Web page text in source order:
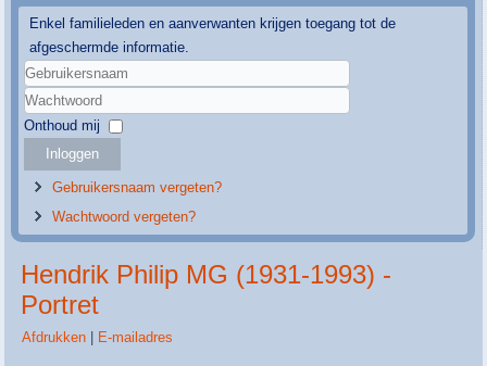
Enkel familieleden en aanverwanten krijgen toegang tot de
afgeschermde informatie.
Gebruikersnaam
Wachtwoord
Onthoud mij
Inloggen
Gebruikersnaam vergeten?
Wachtwoord vergeten?
Hendrik Philip MG (1931-1993) -
Portret
Afdrukken E-mailadres